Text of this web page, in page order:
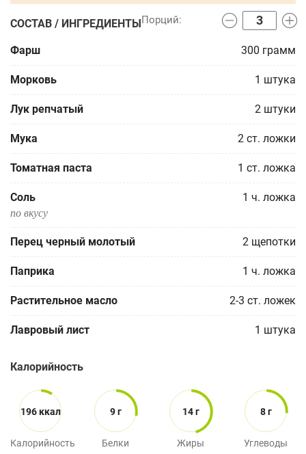
СОСТАВ / ИНГРЕДИЕНТЫ
Фарш 300 грамм
Морковь 1 штука
Лук репчатый 2 штуки
Мука 2 ст. ложки
Томатная паста 1 ст. ложка
Соль 1 ч. ложка
по вкусу
Перец черный молотый 2 щепотки
Паприка 1 ч. ложка
Растительное масло 2-3 ст. ложек
Лавровый лист 1 штука
Калорийность
196 ккал
Калорийность
9 г
Белки
14 г
Жиры
8 г
Углеводы